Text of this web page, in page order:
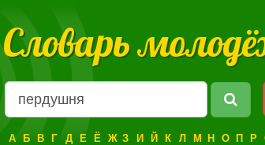
Словарь
А Б В Г Д Е Ё Ж З И Й К Л М Н О П Р